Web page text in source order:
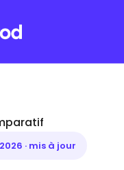
· mis à jour